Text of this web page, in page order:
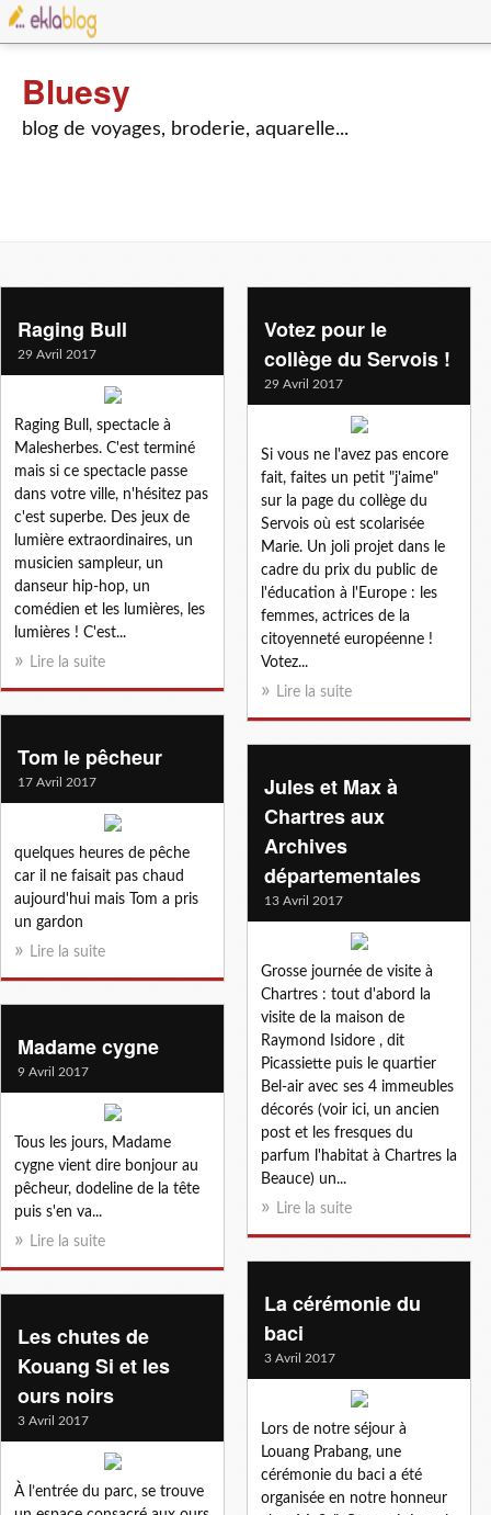
Bluesy
blog de voyages, broderie, aquarelle...
Raging Bull
29 Avril 2017
Raging Bull, spectacle à
Malesherbes. C'est terminé
mais si ce spectacle passe
dans votre ville, n'hésitez pas
c'est superbe. Des jeux de
lumière extraordinaires, un
musicien sampleur, un
danseur hip-hop, un
comédien et les lumières, les
lumières ! C'est...
Lire la suite
Votez pour le
collège du Servois !
29 Avril 2017
Si vous ne l'avez pas encore
fait, faites un petit "j'aime"
sur la page du collège du
Servois où est scolarisée
Marie. Un joli projet dans le
cadre du prix du public de
l'éducation à l'Europe : les
femmes, actrices de la
citoyenneté européenne !
Votez...
Lire la suite
Tom le pêcheur
17 Avril 2017
quelques heures de pêche
car il ne faisait pas chaud
aujourd'hui mais Tom a pris
un gardon
Lire la suite
Jules et Max à
Chartres aux
Archives
départementales
13 Avril 2017
Grosse journée de visite à
Chartres : tout d'abord la
visite de la maison de
Raymond Isidore , dit
Picassiette puis le quartier
Bel-air avec ses 4 immeubles
décorés (voir ici, un ancien
post et les fresques du
parfum l'habitat à Chartres la
Beauce) un...
Lire la suite
Madame cygne
9 Avril 2017
Tous les jours, Madame
cygne vient dire bonjour au
pêcheur, dodeline de la tête
puis s'en va...
Lire la suite
La cérémonie du
baci
3 Avril 2017
Lors de notre séjour à
Louang Prabang, une
cérémonie du baci a été
organisée en notre honneur
Les chutes de
Kouang Si et les
ours noirs
3 Avril 2017
À l’entrée du parc, se trouve